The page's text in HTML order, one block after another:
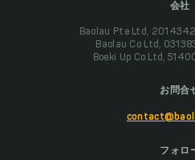
会社
Baolau Pte Ltd,
Baolau Co Ltd,
Boeki Up Co Ltd,
お問合
フォロ